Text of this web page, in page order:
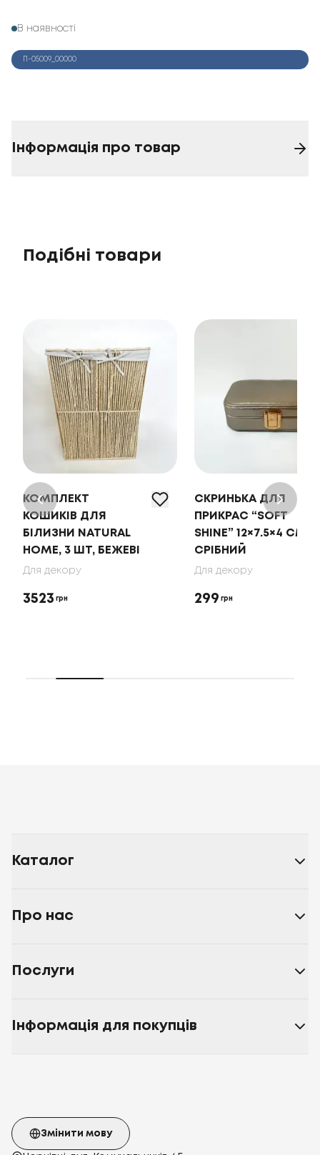
В наявності
П-05009_00000
Інформація про товар
Подібні товари
КОМПЛЕКТ
КОШИКІВ ДЛЯ
БІЛИЗНИ NATURAL
HOME, 3 ШТ, БЕЖЕВІ
Для декору
3523 грн
СКРИНЬКА ДЛЯ
ПРИКРАС “SOFT
SHINE” 12×7.5×4 СМ,
СРІБНИЙ
Для декору
299 грн
Каталог
Про нас
Послуги
Інформація для покупців
Змінити мову